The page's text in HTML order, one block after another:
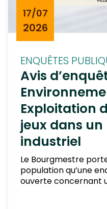
Avis
Exploitation
jeux dans
industriel
ENQUÊTES
17/07
2026
Le Bourgmestre
population qu’une
ouverte concernant
TRADING COMPANY